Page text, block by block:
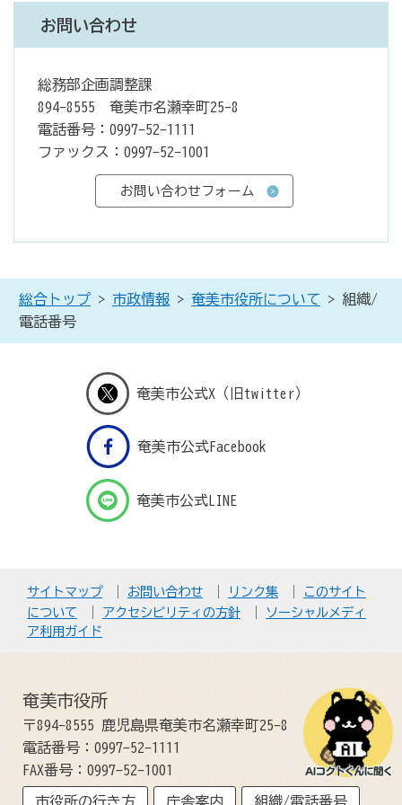
お問い合わせ
総務部企画調整課
894-8555 奄美市名瀬幸町25-8
電話番号：0997-52-1111
ファックス：0997-52-1001
総合トップ > 市政情報 > 奄美市役所について > 組織/
電話番号
奄美市公式X（旧twitter）
奄美市公式Facebook
奄美市公式LINE
サイトマップ お問い合わせ リンク集
このサイト
について
アクセシビリティの方針
ソーシャルメディ
ア利用ガイド
奄美市役所
〒894-8555 鹿児島県奄美市名瀬幸町25-8
電話番号：0997-52-1111
FAX番号：0997-52-1001
市役所の行き方 庁舎案内 組織/電話番号